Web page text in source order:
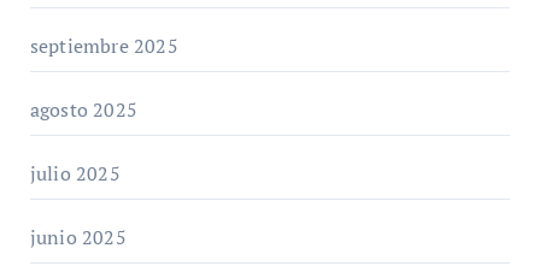
septiembre 2025
agosto 2025
julio 2025
junio 2025